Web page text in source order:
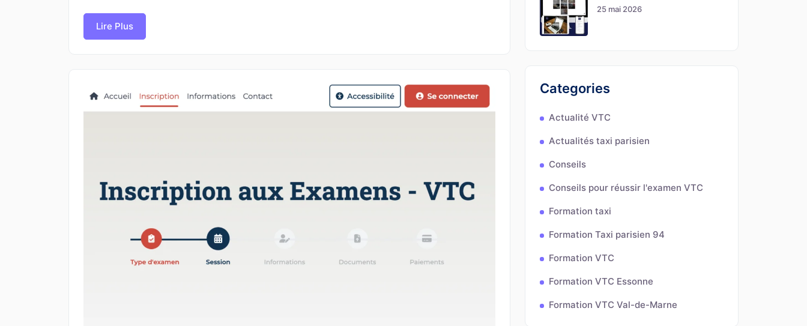
Lire Plus
25 mai 2026
Categories
Actualité VTC
Actualités taxi parisien
Conseils
Conseils pour réussir l'examen VTC
Formation taxi
Formation Taxi parisien 94
Formation VTC
Formation VTC Essonne
Formation VTC Val-de-Marne